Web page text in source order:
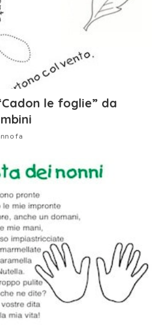
le foglie” da
fa